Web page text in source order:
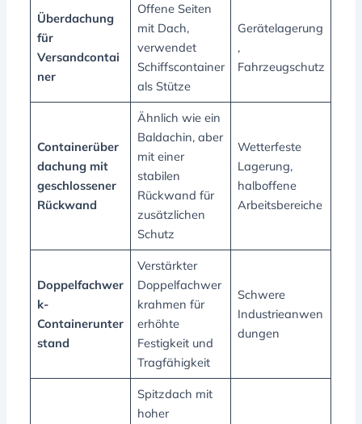
Überdachung
für
Versandcontai
ner
Offene Seiten
mit Dach,
verwendet
Schiffscontainer
als Stütze
Gerätelagerung
,
Fahrzeugschutz
Containerüber
dachung mit
geschlossener
Rückwand
Ähnlich wie ein
Baldachin, aber
mit einer
stabilen
Rückwand für
zusätzlichen
Schutz
Wetterfeste
Lagerung,
halboffene
Arbeitsbereiche
Doppelfachwer
k-
Containerunter
stand
Verstärkter
Doppelfachwer
krahmen für
erhöhte
Festigkeit und
Tragfähigkeit
Schwere
Industrieanwen
dungen
Spitzdach mit
hoher